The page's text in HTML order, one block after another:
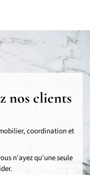
nos clients
coordination et
n'ayez qu'une seule